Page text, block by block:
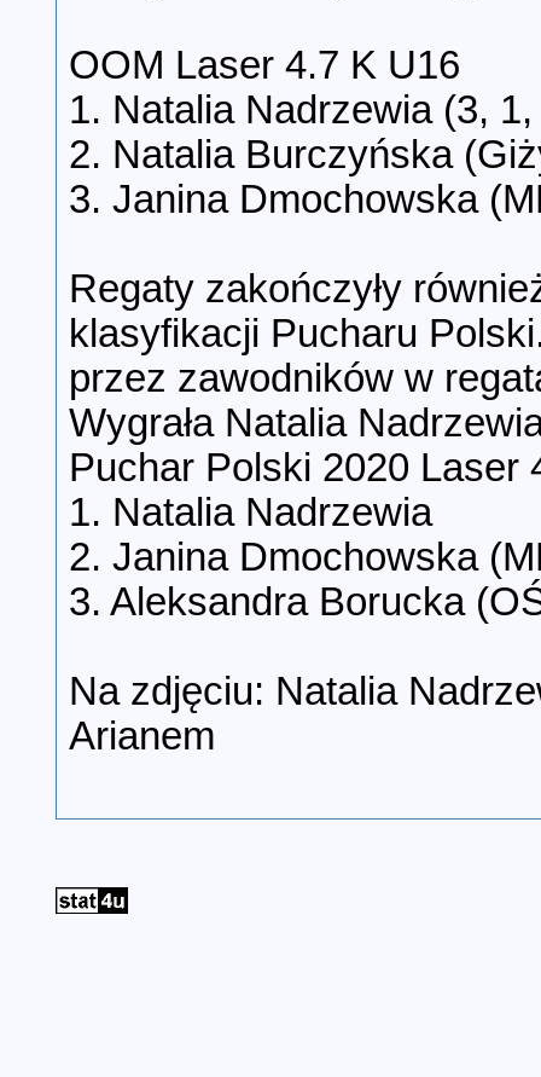
OOM Laser 4.7 K U16
1. Natalia Nadrzewia (3,
2. Natalia Burczyńska
3. Janina Dmochowska
Regaty zakończyły
klasyfikacji Pucharu
przez zawodników w
Wygrała Natalia
Puchar Polski 2020 Laser
1. Natalia Nadrzewia
2. Janina Dmochowska
3. Aleksandra Borucka
Na zdjęciu: Natalia
Arianem